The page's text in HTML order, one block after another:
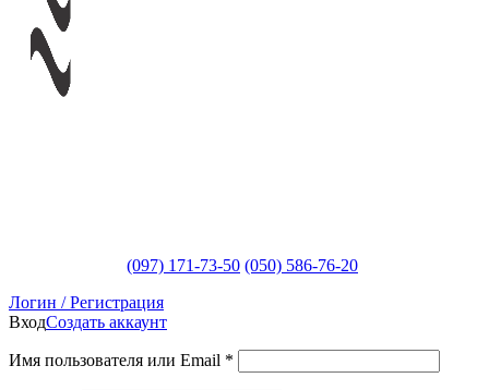
(097) 171-73-50 (050) 586-76-20
Логин / Регистрация
ВходСоздать аккаунт
Имя пользователя или Email *